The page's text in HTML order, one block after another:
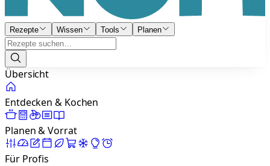
Rezepte Wissen Tools Planen
Übersicht
Entdecken & Kochen
Planen & Vorrat
Für Profis